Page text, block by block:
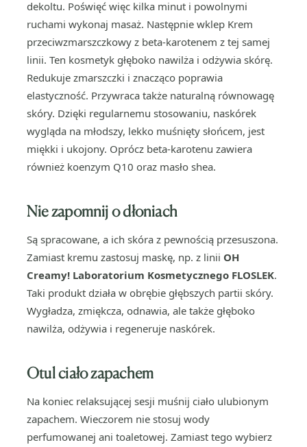
dekoltu. Poświęć więc kilka minut i powolnymi
ruchami wykonaj masaż. Następnie wklep Krem
przeciwzmarszczkowy z beta-karotenem z tej samej
linii. Ten kosmetyk głęboko nawilża i odżywia skórę.
Redukuje zmarszczki i znacząco poprawia
elastyczność. Przywraca także naturalną równowagę
skóry. Dzięki regularnemu stosowaniu, naskórek
wygląda na młodszy, lekko muśnięty słońcem, jest
miękki i ukojony. Oprócz beta-karotenu zawiera
również koenzym Q10 oraz masło shea.
Nie zapomnij o dłoniach
Są spracowane, a ich skóra z pewnością przesuszona.
Zamiast kremu zastosuj maskę, np. z linii OH
Creamy! Laboratorium Kosmetycznego FLOSLEK.
Taki produkt działa w obrębie głębszych partii skóry.
Wygładza, zmiękcza, odnawia, ale także głęboko
nawilża, odżywia i regeneruje naskórek.
Otul ciało zapachem
Na koniec relaksującej sesji muśnij ciało ulubionym
zapachem. Wieczorem nie stosuj wody
perfumowanej ani toaletowej. Zamiast tego wybierz